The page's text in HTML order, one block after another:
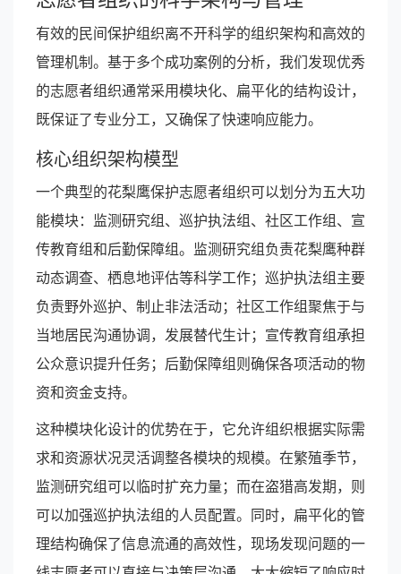
有效的民间保护组织离不开科学的组织架构和高效的
管理机制。基于多个成功案例的分析，我们发现优秀
的志愿者组织通常采用模块化、扁平化的结构设计，
既保证了专业分工，又确保了快速响应能力。
核心组织架构模型
一个典型的花梨鹰保护志愿者组织可以划分为五大功
能模块：监测研究组、巡护执法组、社区工作组、宣
传教育组和后勤保障组。监测研究组负责花梨鹰种群
动态调查、栖息地评估等科学工作；巡护执法组主要
负责野外巡护、制止非法活动；社区工作组聚焦于与
当地居民沟通协调，发展替代生计；宣传教育组承担
公众意识提升任务；后勤保障组则确保各项活动的物
资和资金支持。
这种模块化设计的优势在于，它允许组织根据实际需
求和资源状况灵活调整各模块的规模。在繁殖季节，
监测研究组可以临时扩充力量；而在盗猎高发期，则
可以加强巡护执法组的人员配置。同时，扁平化的管
理结构确保了信息流通的高效性，现场发现问题的一